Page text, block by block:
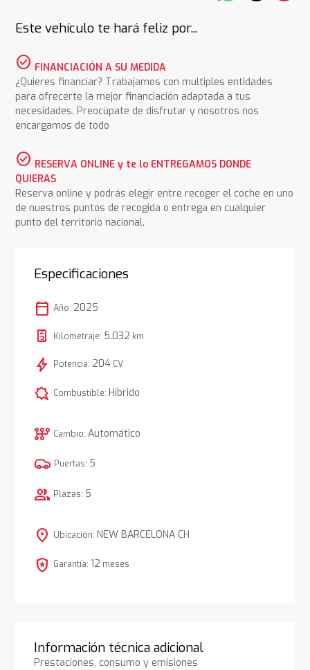
Este vehículo te hará feliz por...
check_circle FINANCIACIÓN A SU MEDIDA
¿Quieres financiar? Trabajamos con multiples entidades
para ofrecerte la mejor financiación adaptada a tus
necesidades. Preocúpate de disfrutar y nosotros nos
encargamos de todo
check_circle RESERVA ONLINE y te lo ENTREGAMOS DONDE
QUIERAS
Reserva online y podrás elegir entre recoger el coche en uno
de nuestros puntos de recogida o entrega en cualquier
punto del territorio nacional.
Especificaciones
calendar_today Año: 2025
Kilometraje: 5.032 km
bolt Potencia: 204CV
comic_bubble Combustible: Híbrido
auto_transmission Cambio: Automático
Puertas: 5
group Plazas: 5
location_on Ubicación: NEW BARCELONA CH
local_police Garantía: 12 meses
Información técnica adicional
Prestaciones, consumo y emisiones